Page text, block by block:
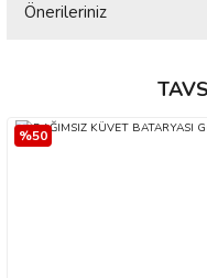
Önerileriniz
yetersiz gördüğünüz noktaları
Görüş ve önerileriniz için
%50